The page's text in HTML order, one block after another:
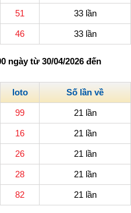
51 33 lần
46 33 lần
ngày từ 30/04/2026 đến
loto Số lần về
99 21 lần
16 21 lần
26 21 lần
28 21 lần
82 21 lần